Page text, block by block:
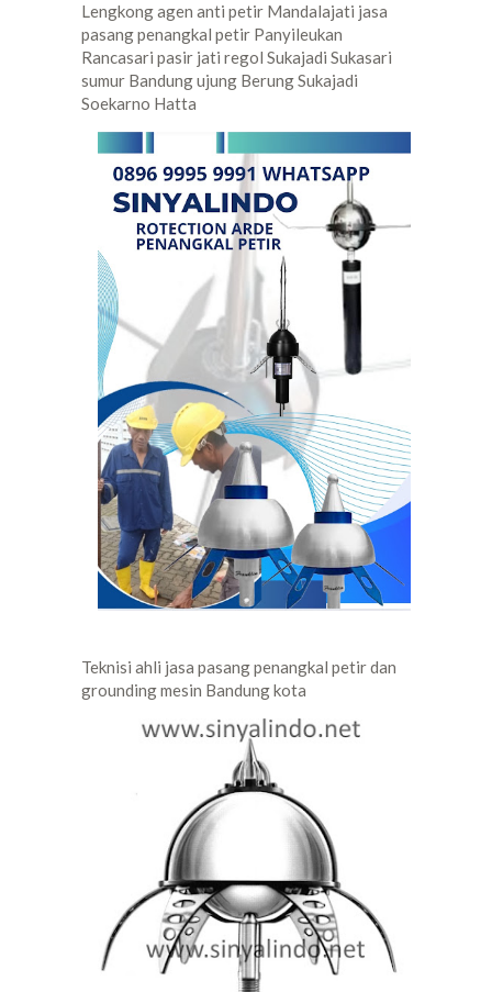
Lengkong agen anti petir Mandalajati jasa
pasang penangkal petir Panyileukan
Rancasari pasir jati regol Sukajadi Sukasari
sumur Bandung ujung Berung Sukajadi
Soekarno Hatta
Teknisi ahli jasa pasang penangkal petir dan
grounding mesin Bandung kota